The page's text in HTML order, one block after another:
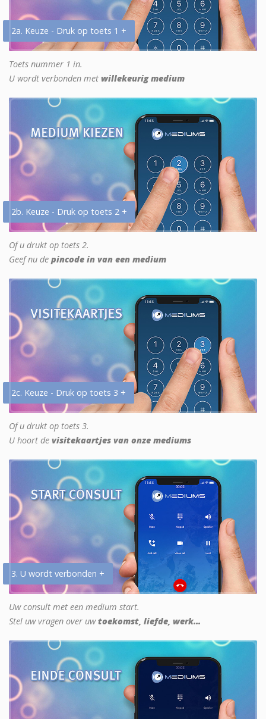
2a. Keuze - Druk op toets 1 +
Toets nummer 1 in.
U wordt verbonden met willekeurig medium
2b. Keuze - Druk op toets 2 +
Of u drukt op toets 2.
Geef nu de pincode in van een medium
2c. Keuze - Druk op toets 3 +
Of u drukt op toets 3.
U hoort de visitekaartjes van onze mediums
3. U wordt verbonden +
Uw consult met een medium start.
Stel uw vragen over uwtoekomst, liefde, werk...